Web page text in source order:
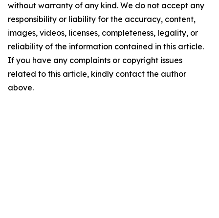
without warranty of any kind. We do not accept any
responsibility or liability for the accuracy, content,
images, videos, licenses, completeness, legality, or
reliability of the information contained in this article.
If you have any complaints or copyright issues
related to this article, kindly contact the author
above.